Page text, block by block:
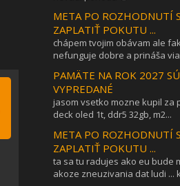
META PO ROZHODNUTÍ
ZAPLATIŤ POKUTU ...
chápem tvojim obávam ale
nefunguje dobre a prináša
PAMÄTE NA ROK 2027 SÚ
VYPREDANÉ
jasom vsetko mozne kupil za
deck oled 1t, ddr5 32gb, m2...
META PO ROZHODNUTÍ
ZAPLATIŤ POKUTU ...
ta sa tu radujes ako eu bude
akoze zneuzivania dat ludi ...